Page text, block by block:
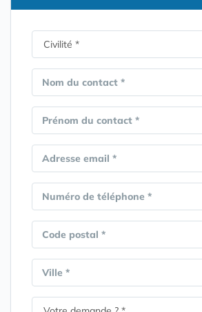
Nom du contact *
Prénom du contact *
Adresse email *
Numéro de téléphone *
Code postal *
Ville *